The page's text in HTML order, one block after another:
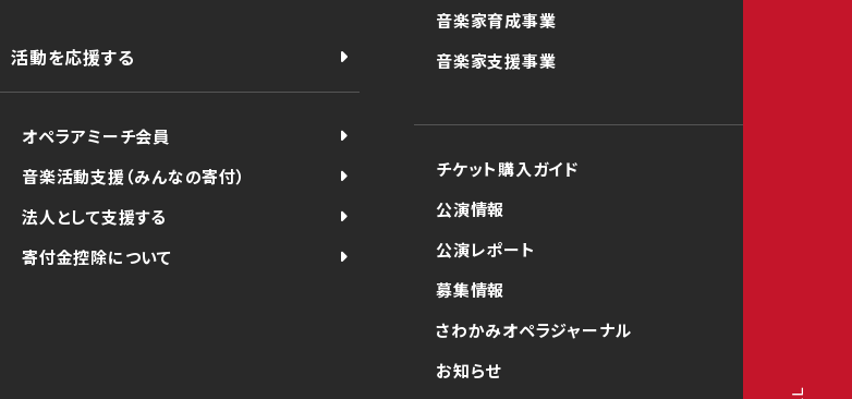
活動を応援する
オペラアミーチ会員
音楽活動支援（みんなの寄付）
法人として支援する
寄付金控除について
音楽家育成事業
音楽家支援事業
チケット購入ガイド
公演情報
公演レポート
募集情報
さわかみオペラジャーナル
お知らせ